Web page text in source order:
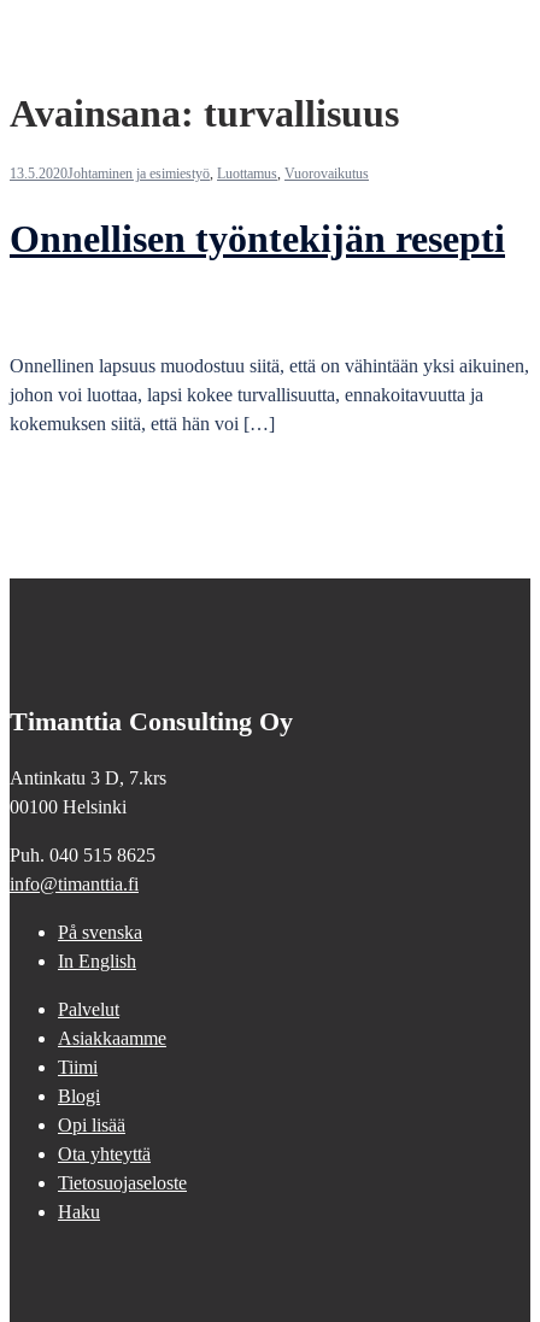
Avainsana: turvallisuus
13.5.2020Johtaminen ja esimiestyö, Luottamus, Vuorovaikutus
Onnellisen työntekijän resepti
Onnellinen lapsuus muodostuu siitä, että on vähintään yksi aikuinen,
johon voi luottaa, lapsi kokee turvallisuutta, ennakoitavuutta ja
kokemuksen siitä, että hän voi […]
Timanttia Consulting Oy
Antinkatu 3 D, 7.krs
00100 Helsinki
Puh. 040 515 8625
info@timanttia.fi
På svenska
In English
Palvelut
Asiakkaamme
Tiimi
Blogi
Opi lisää
Ota yhteyttä
Tietosuojaseloste
Haku